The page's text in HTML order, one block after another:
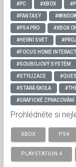
#PC #XBOX
#FANTASY
#PS4 PRO #XBOX
#HERNÍ SVĚT
#FOCUS HOME
#SOUBOJOVÝ SYSTÉM
#STYLIZACE
#STARÁ ŠKOLA
#GRAFICKÉ ZPRACOVÁNÍ
Prohlédněte si
XBOX PS4
PLAYSTATION 4